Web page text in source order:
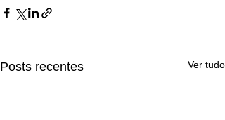
Posts recentes Ver tudo